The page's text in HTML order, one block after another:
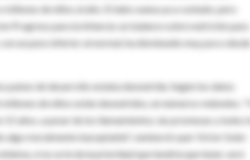
de niños al año. El dato suena ya a contado, pero
Progreso para la infancia: un balance sobre nutrición para
un peso inferior al normal, ha disminuido muy poco
países de desarrollo estaba desnutrida. Según los datos
de niños están desnutridos, en números redondos.
años, a pesar de los llamamientos, las promesas y todos
algo moralmente inaceptable", sentenció ayer Víctor Soler-
si no se le da la prioridad que tendría que tener, será